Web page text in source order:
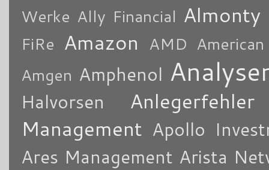
Werke Ally Financial Almonty
FiRe Amazon AMD
Amgen Amphenol
Halvorsen
Anlegerfehler
Management Apollo
Ares Management Arista